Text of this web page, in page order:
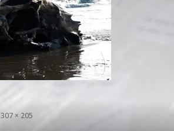
Taille
307 × 205